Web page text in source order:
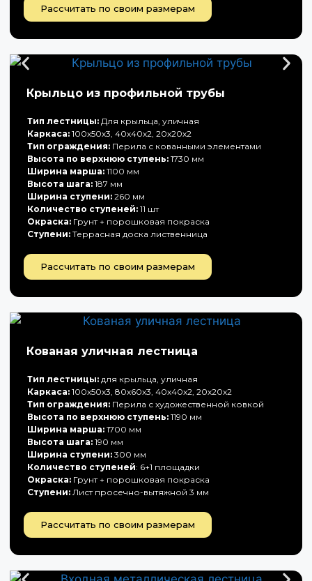
Рассчитать по своим размерам
Крыльцо из профильной трубы
Тип лестницы: Для крыльца, уличная
Каркаса: 100х50х3, 40х40х2, 20х20х2
Тип ограждения: Перила с кованными элементами
Высота по верхнюю ступень: 1730 мм
Ширина марша: 1100 мм
Высота шага: 187 мм
Ширина ступени: 260 мм
Количество ступеней: 11 шт
Окраска: Грунт + порошковая покраска
Ступени: Террасная доска лиственница
Рассчитать по своим размерам
Кованая уличная лестница
Тип лестницы: для крыльца, уличная
Каркаса: 100х50х3, 80х60х3, 40х40х2, 20х20х2
Тип ограждения: Перила с художественной ковкой
Высота по верхнюю ступень: 1190 мм
Ширина марша: 1700 мм
Высота шага: 190 мм
Ширина ступени: 300 мм
Количество ступеней: 6+1 площадки
Окраска: Грунт + порошковая покраска
Ступени: Лист просечно-вытяжной 3 мм
Рассчитать по своим размерам